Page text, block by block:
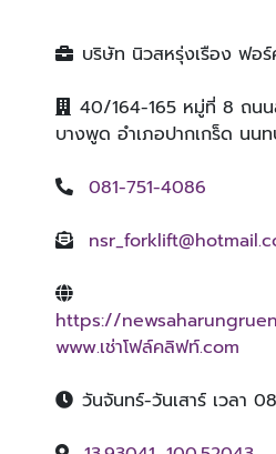
บริษัท นิวสหรุ่งเรือง ฟอ
40/164-165 หมู่ที่ 8 ถนน
บางพูด อำเภอปากเกร็ด นนท
081-751-4086
https://
www.เช่าโฟล์คลิฟท์.com
วันจันทร์-วันเสาร์ เวลา